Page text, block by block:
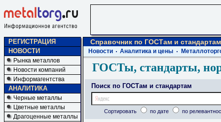
РЕГИСТРАЦИЯ
НОВОСТИ
Рынка металлов
Новости компаний
Информагентства
АНАЛИТИКА
Черные металлы
Цветные металлы
Драгоценные металлы
Справочник по ГОСТам и стандартам
Новости Аналитика и цены
ГОСТы, стандарты,
Поиск по ГОСТам и стандартам
Сортировать по дате по